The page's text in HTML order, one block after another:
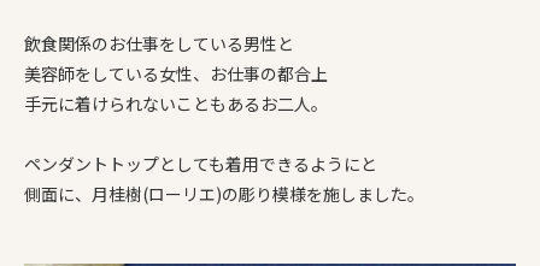
飲食関係のお仕事をしている男性と
美容師をしている女性、お仕事の都合上
手元に着けられないこともあるお二人。
ペンダントトップとしても着用できるようにと
側面に、月桂樹(ローリエ)の彫り模様を施しました。